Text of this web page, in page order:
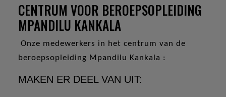
CENTRUM VOOR BEROEPSOPLEIDING
MPANDILU KANKALA
Onze medewerkers in het centrum van de
beroepsopleiding Mpandilu Kankala :
MAKEN ER DEEL VAN UIT: